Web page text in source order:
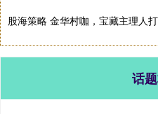
股海策略 金华村咖，宝藏主理人
话